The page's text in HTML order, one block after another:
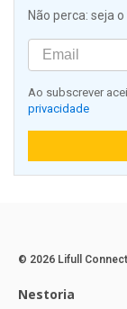
Não perca: seja
Ao subscrever
privacidade
© 2026 Lifull Connect
Nestoria